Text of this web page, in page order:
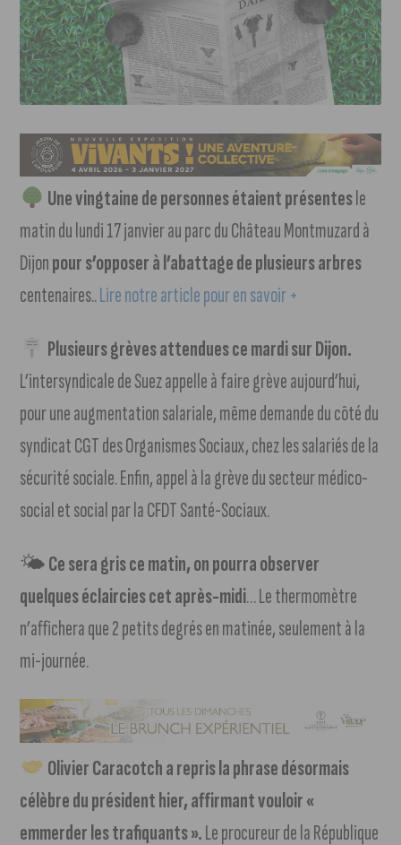
Une vingtaine de personnes étaient présentesle
matin du lundi 17 janvier au parc du Château Montmuzard à
Dijonpour s’opposer à l’abattage de plusieurs arbres
centenaires..Lire notre article pour en savoir +
Plusieurs grèves attendues ce mardi sur Dijon.
L’intersyndicale de Suez appelle à faire grève aujourd’hui,
pour une augmentation salariale, même demande du côté du
syndicat CGT des Organismes Sociaux, chez les salariés de la
sécurité sociale. Enfin, appel à la grève du secteur médico-
social et social par la CFDT Santé-Sociaux.
🌤Ce sera gris ce matin, on pourra observer
quelques éclaircies cet après-midi… Le thermomètre
n’affichera que 2 petits degrés en matinée, seulement à la
mi-journée.
Olivier Caracotch a repris la phrase désormais
célèbre du président hier, affirmant vouloir «
emmerder les trafiquants ».Le procureur de la République